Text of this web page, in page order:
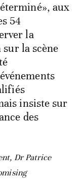
aux
54
la
la scène
insiste sur
des
Dr Patrice